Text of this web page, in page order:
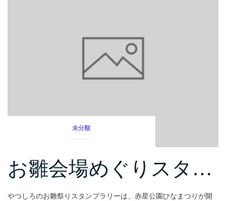
未分類
お雛会場めぐりスタ…
やつしろのお雛祭りスタンプラリーは、赤星公園ひなまつりが開